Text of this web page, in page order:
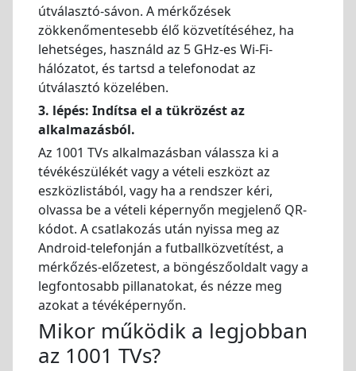
útválasztó-sávon. A mérkőzések
zökkenőmentesebb élő közvetítéséhez, ha
lehetséges, használd az 5 GHz-es Wi-Fi-
hálózatot, és tartsd a telefonodat az
útválasztó közelében.
3. lépés: Indítsa el a tükrözést az
alkalmazásból.
Az 1001 TVs alkalmazásban válassza ki a
tévékészülékét vagy a vételi eszközt az
eszközlistából, vagy ha a rendszer kéri,
olvassa be a vételi képernyőn megjelenő QR-
kódot. A csatlakozás után nyissa meg az
Android-telefonján a futballközvetítést, a
mérkőzés-előzetest, a böngészőoldalt vagy a
legfontosabb pillanatokat, és nézze meg
azokat a tévéképernyőn.
Mikor működik a legjobban
az 1001 TVs?